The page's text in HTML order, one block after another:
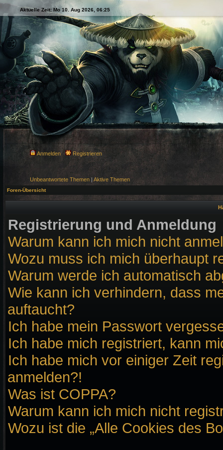
Aktuelle Zeit: Mo 10. Aug 2026, 06:25
Anmelden Registrieren
Unbeantwortete Themen | Aktive Themen
Foren-Übersicht
Registrierung und Anmeldung
Warum kann ich mich nicht
Wozu muss ich mich überhaupt
Warum werde ich automatisch
Wie kann ich verhindern, dass
auftaucht?
Ich habe mein Passwort
Ich habe mich registriert, kann
Ich habe mich vor einiger Zeit
anmelden?!
Was ist COPPA?
Warum kann ich mich nicht
Wozu ist die „Alle Cookies des